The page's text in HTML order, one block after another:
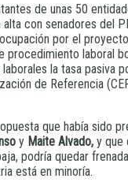
de unas 50
con senadores del
por el
procedimiento laboral
la tasa pasiva
de Referencia
que había sido
y Maite Alvado, y que
podría quedar
está en minoría.